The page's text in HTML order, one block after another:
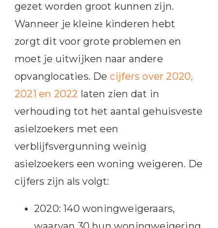
gezet worden groot kunnen zijn.
Wanneer je kleine kinderen hebt
zorgt dit voor grote problemen en
moet je uitwijken naar andere
opvanglocaties. De cijfers over 2020,
2021 en 2022 laten zien dat in
verhouding tot het aantal gehuisveste
asielzoekers met een
verblijfsvergunning weinig
asielzoekers een woning weigeren. De
cijfers zijn als volgt:
2020: 140 woningweigeraars,